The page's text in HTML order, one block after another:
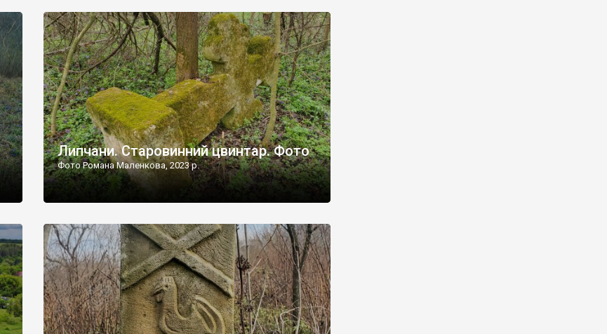
дороги їх не видно, але видно дві стареньких колії у траві –
[…]
Липчани. Старовинний цвинтар. Фото
Фото Романа Маленкова, 2023 р.